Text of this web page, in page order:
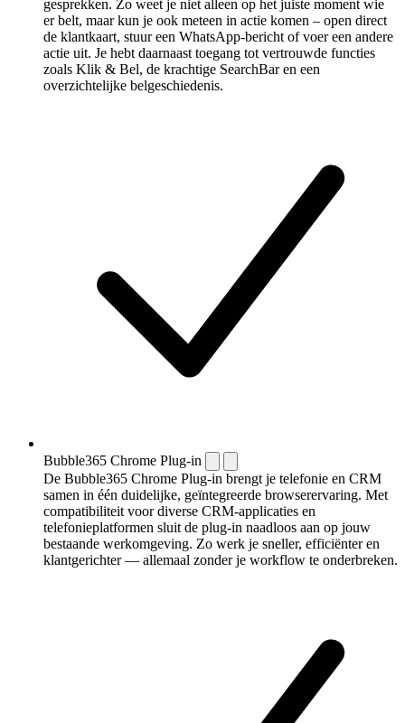
gesprekken. Zo weet je niet alleen op het juiste moment wie
er belt, maar kun je ook meteen in actie komen – open direct
de klantkaart, stuur een WhatsApp-bericht of voer een andere
actie uit. Je hebt daarnaast toegang tot vertrouwde functies
zoals Klik & Bel, de krachtige SearchBar en een
overzichtelijke belgeschiedenis.
Bubble365 Chrome Plug-in
De Bubble365 Chrome Plug-in brengt je telefonie en CRM
samen in één duidelijke, geïntegreerde browserervaring. Met
compatibiliteit voor diverse CRM-applicaties en
telefonieplatformen sluit de plug-in naadloos aan op jouw
bestaande werkomgeving. Zo werk je sneller, efficiënter en
klantgerichter — allemaal zonder je workflow te onderbreken.